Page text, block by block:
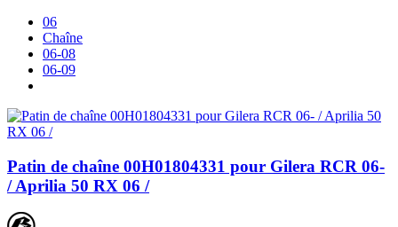
06
Chaîne
06-08
06-09
Patin de chaîne 00H01804331 pour Gilera RCR 06-
/ Aprilia 50 RX 06 /